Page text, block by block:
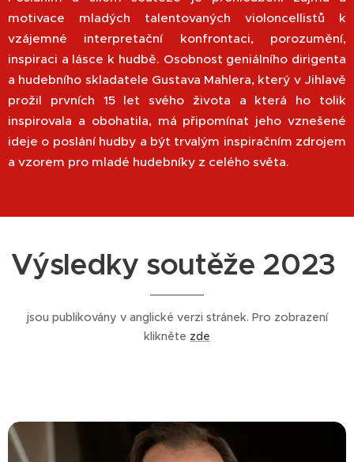
motivace mladých talentovaných violoncellistů k
vzájemné interpretační konfrontaci, porozumění,
inspiraci a lásce k hudbě. Osobnost geniálního dirigenta
a hudebního skladatele Gustava Mahlera, který v Jihlavě
prožil prvních 15 let svého života a která ho tolik
inspirovala a obohatila, má připomínat jeho vznešené
ideje o poslání hudby a být trvalým inspiračním zdrojem
a vzorem pro mladé hudebníky z celého světa.
Výsledky soutěže 2023
jsou publikovány v anglické verzi stránek. Pro zobrazení
klikněte zde